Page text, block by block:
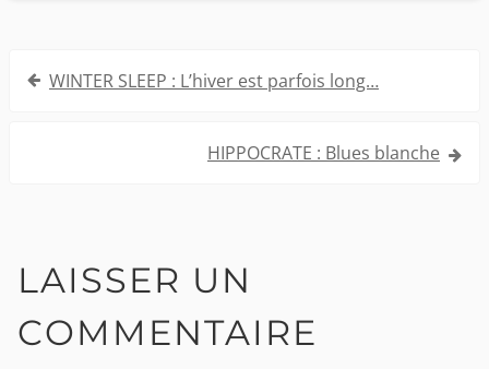
Navigation
WINTER SLEEP : L’hiver est parfois long…
HIPPOCRATE : Blues blanche
LAISSER UN
COMMENTAIRE